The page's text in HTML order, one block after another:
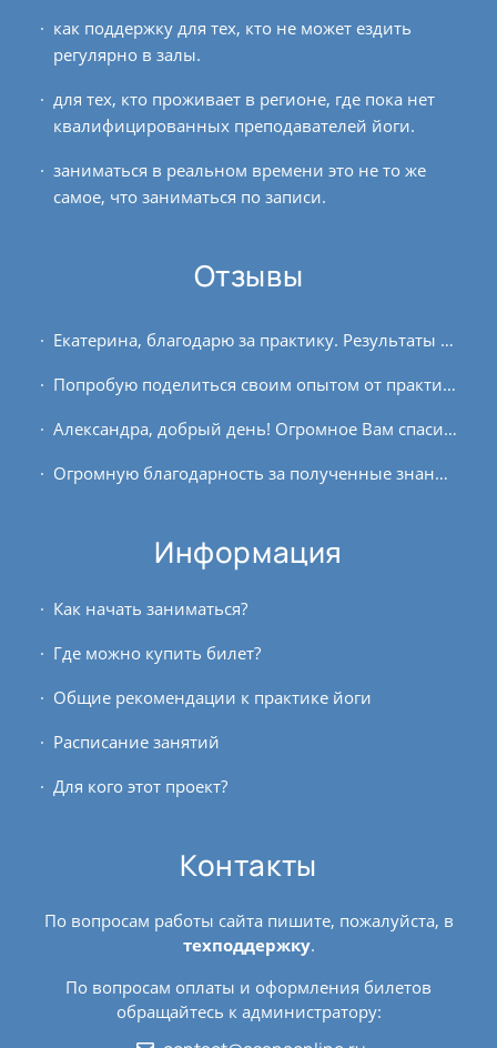
как поддержку для тех, кто не может ездить
регулярно в залы.
для тех, кто проживает в регионе, где пока нет
квалифицированных преподавателей йоги.
заниматься в реальном времени это не то же
самое, что заниматься по записи.
Отзывы
Екатерина, благодарю за практику. Результаты курса «Укрепление тела и развитие выносливости» меня даже немного удивили. Сначала скептически отнеслась к тому, что за месяц можно...
Попробую поделиться своим опытом от практики. Первый раз принимала участие в этом проекте. Вначале были проблемы с концентрацией, первые занятия интенсивно лились слезы из...
Александра, добрый день! Огромное Вам спасибо за курс! Присоединяюсь к нижесказанным отзывам, что поначалу мне было сложно, что всё медленно, и казалось, что мало делаем. Но...
Огромную благодарность за полученные знания хочу выразить всем учителям и организаторам курса. Я давно интересовалась аюрведой, и, идя на этот курс, просто хотела получить...
Информация
Как начать заниматься?
Где можно купить билет?
Общие рекомендации к практике йоги
Расписание занятий
Для кого этот проект?
Контакты
По вопросам работы сайта пишите, пожалуйста, в
техподдержку.
По вопросам оплаты и оформления билетов
обращайтесь к администратору: